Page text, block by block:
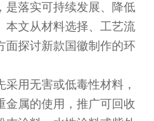
是落实可持续发展、降低
本文从材料选择、工艺流
面探讨新款国徽制作的环
用无害或低毒性材料，
金属的使用，推广可回收